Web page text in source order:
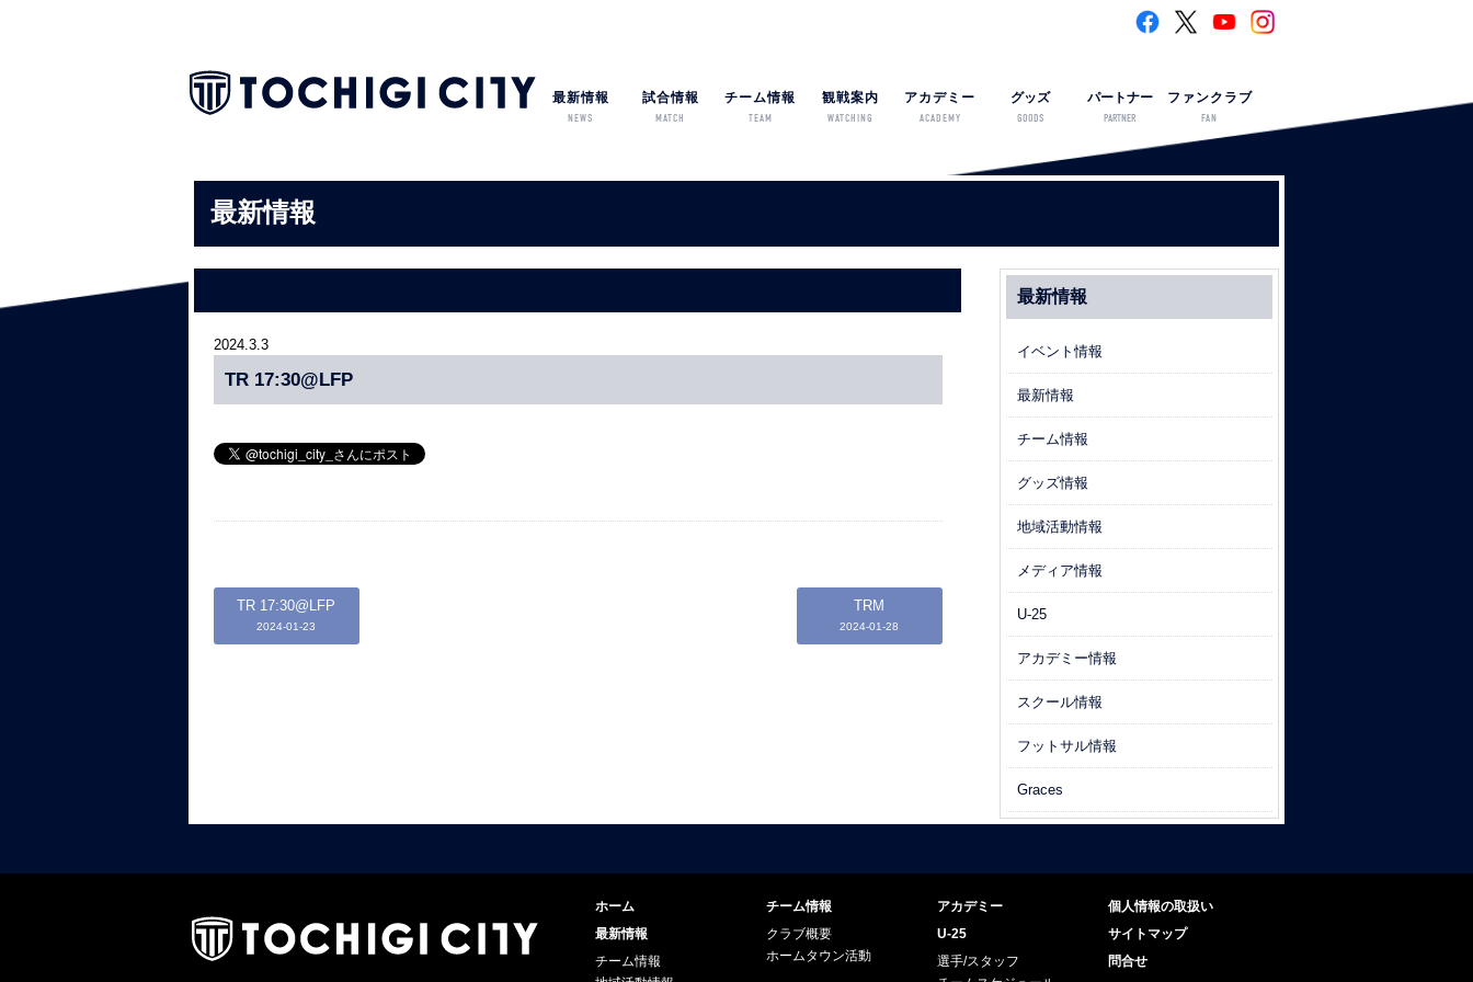
最新情報
NEWS
試合情報
MATCH
チーム情報
TEAM
観戦案内
WATCHING
アカデミー
ACADEMY
グッズ
GOODS
パートナー
PARTNER
ファンクラブ
FAN
最新情報
2024.3.3
TR 17:30@LFP
TR 17:30@LFP
2024-01-23
TRM
2024-01-28
最新情報
イベント情報
最新情報
チーム情報
グッズ情報
地域活動情報
メディア情報
U-25
アカデミー情報
スクール情報
フットサル情報
Graces
ホーム
最新情報
チーム情報
チーム情報
クラブ概要
ホームタウン活動
アカデミー
U-25
選手/スタッフ
個人情報の取扱い
サイトマップ
問合せ